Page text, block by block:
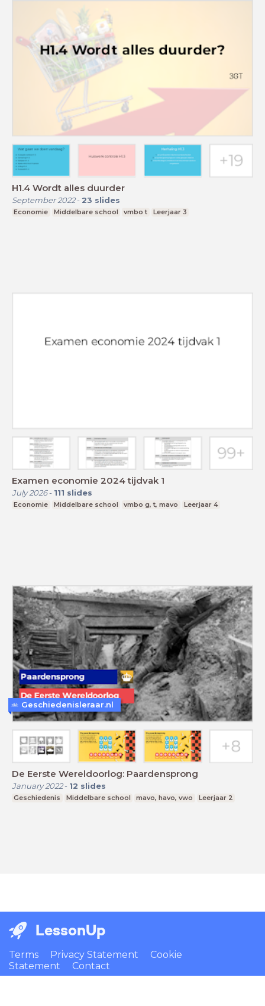
H1.4 Wordt alles duurder
September 2022- 23 slides
Economie Middelbare school vmbo t Leerjaar 3
Examen economie 2024 tijdvak 1
July 2026- 111 slides
Economie Middelbare school vmbo g, t, mavo Leerjaar 4
De Eerste Wereldoorlog: Paardensprong
January 2022- 12 slides
Geschiedenis Middelbare school mavo, havo, vwo Leerjaar 2
Geschiedenisleraar.nl
LessonUp
Terms Privacy Statement
Cookie
Statement
Contact